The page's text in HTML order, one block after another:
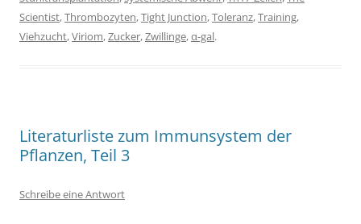
Scientist,Thrombozyten,Tight Junction,Toleranz,Training,
Viehzucht,Viriom,Zucker,Zwillinge,α-gal.
Literaturliste zum Immunsystem der
Pflanzen, Teil 3
Schreibe eine Antwort